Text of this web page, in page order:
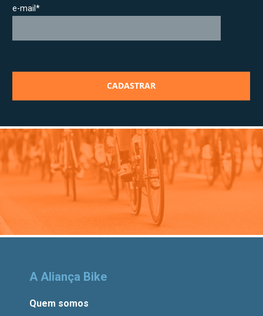
e-mail*
A Aliança Bike
Quem somos